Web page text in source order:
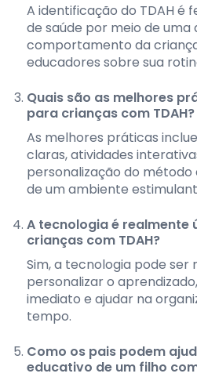
A identificação do TDAH é
de saúde por meio de
comportamento da
educadores sobre sua
Quais são as melhores
para crianças com TDAH?
As melhores práticas
claras, atividades
personalização do método
de um ambiente
A tecnologia é realmente
crianças com TDAH?
Sim, a tecnologia pode
personalizar o
imediato e ajudar na
tempo.
Como os pais podem
educativo de um filho